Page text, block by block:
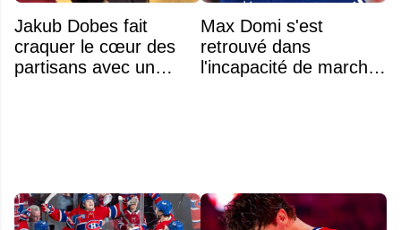
Jakub Dobes fait
craquer le cœur des
partisans avec un
Max Domi s'est
retrouvé dans
l'incapacité de marcher